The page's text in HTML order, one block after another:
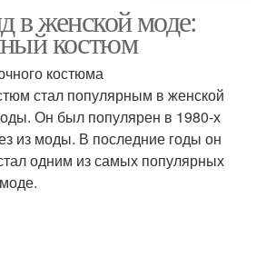
Молодежные тренды
Новый тип
в женской моде:
костюм
костюма
стал популярным в женской
Он был популярен в 1980-х
из моды. В последние годы он
одним из самых популярных